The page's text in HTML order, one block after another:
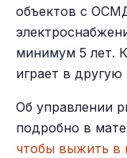
объектов с
минимум 5 лет.
играет в другую
Об управлении
подробно в
чтобы выжить в